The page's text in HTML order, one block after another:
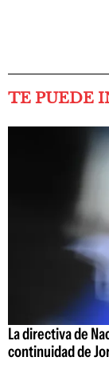
TE PUEDE
La directiva de
continuidad de